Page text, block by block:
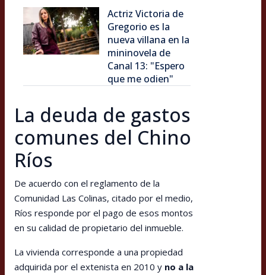
Actriz Victoria de
Gregorio es la
nueva villana en la
mininovela de
Canal 13: "Espero
que me odien"
La deuda de gastos
comunes del Chino
Ríos
De acuerdo con el reglamento de la
Comunidad Las Colinas, citado por el medio,
Ríos responde por el pago de esos montos
en su calidad de propietario del inmueble.
La vivienda corresponde a una propiedad
adquirida por el extenista en 2010 y no a la